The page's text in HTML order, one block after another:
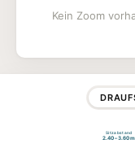
Kein Zoom
Sitzabstand
2.40 – 3.60 m